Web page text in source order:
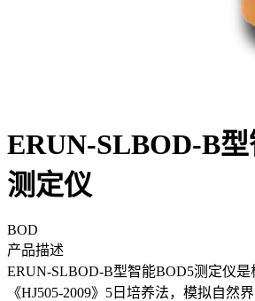
ERUN-SLBOD-B
测定仪
BOD
产品描述
ERUN-SLBOD-B型智能BOD5测定仪是
《HJ505-2009》5日培养法，模拟自然